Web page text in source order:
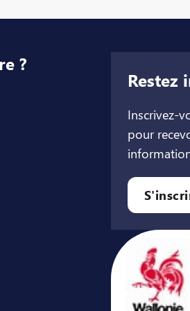
?
ongletonglet
un nouvel onglet
Restez
Inscrivez-
pour
Avec le soutien